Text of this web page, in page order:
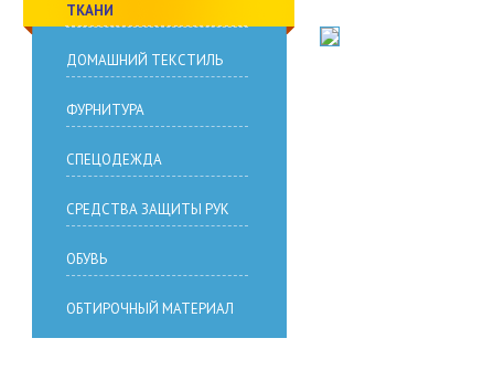
ТКАНИ
ДОМАШНИЙ ТЕКСТИЛЬ
ФУРНИТУРА
СПЕЦОДЕЖДА
СРЕДСТВА ЗАЩИТЫ РУК
ОБУВЬ
ОБТИРОЧНЫЙ МАТЕРИАЛ